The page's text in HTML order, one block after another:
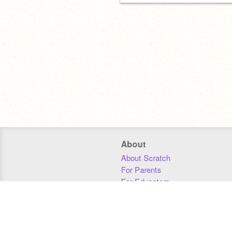
About
About Scratch
For Parents
For Educators